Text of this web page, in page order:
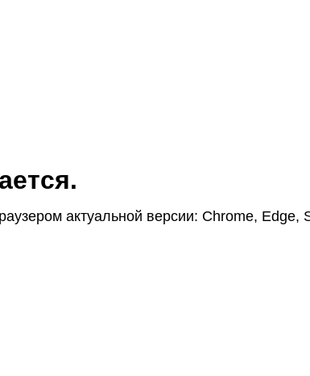
актуаль­ной версии: Chrome, Edge,